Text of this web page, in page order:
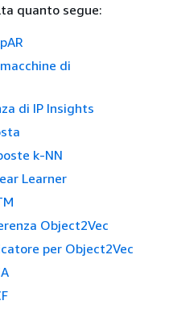
quanto segue:
di
di IP Insights
k-NN
Learner
Object2Vec
per Object2Vec